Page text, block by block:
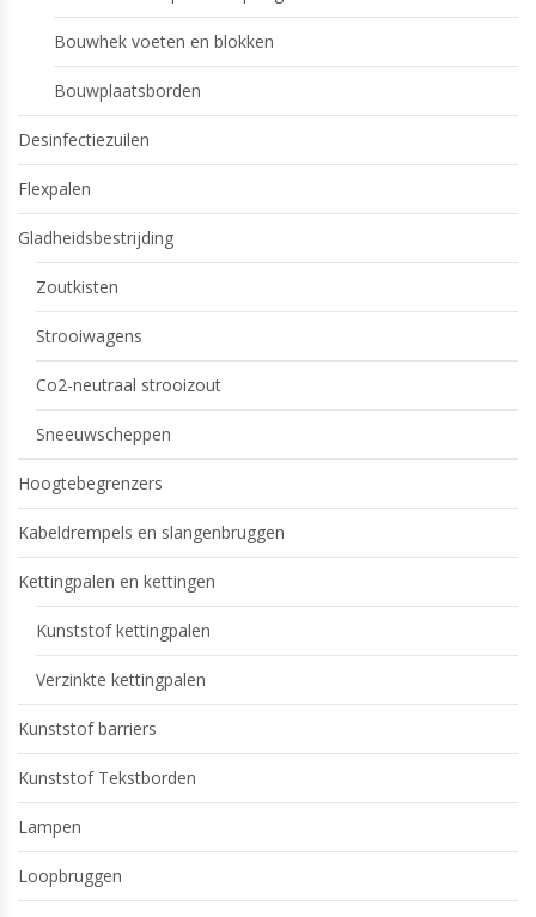
Bouwhek voeten en blokken
Bouwplaatsborden
Desinfectiezuilen
Flexpalen
Gladheidsbestrijding
Zoutkisten
Strooiwagens
Co2-neutraal strooizout
Sneeuwscheppen
Hoogtebegrenzers
Kabeldrempels en slangenbruggen
Kettingpalen en kettingen
Kunststof kettingpalen
Verzinkte kettingpalen
Kunststof barriers
Kunststof Tekstborden
Lampen
Loopbruggen